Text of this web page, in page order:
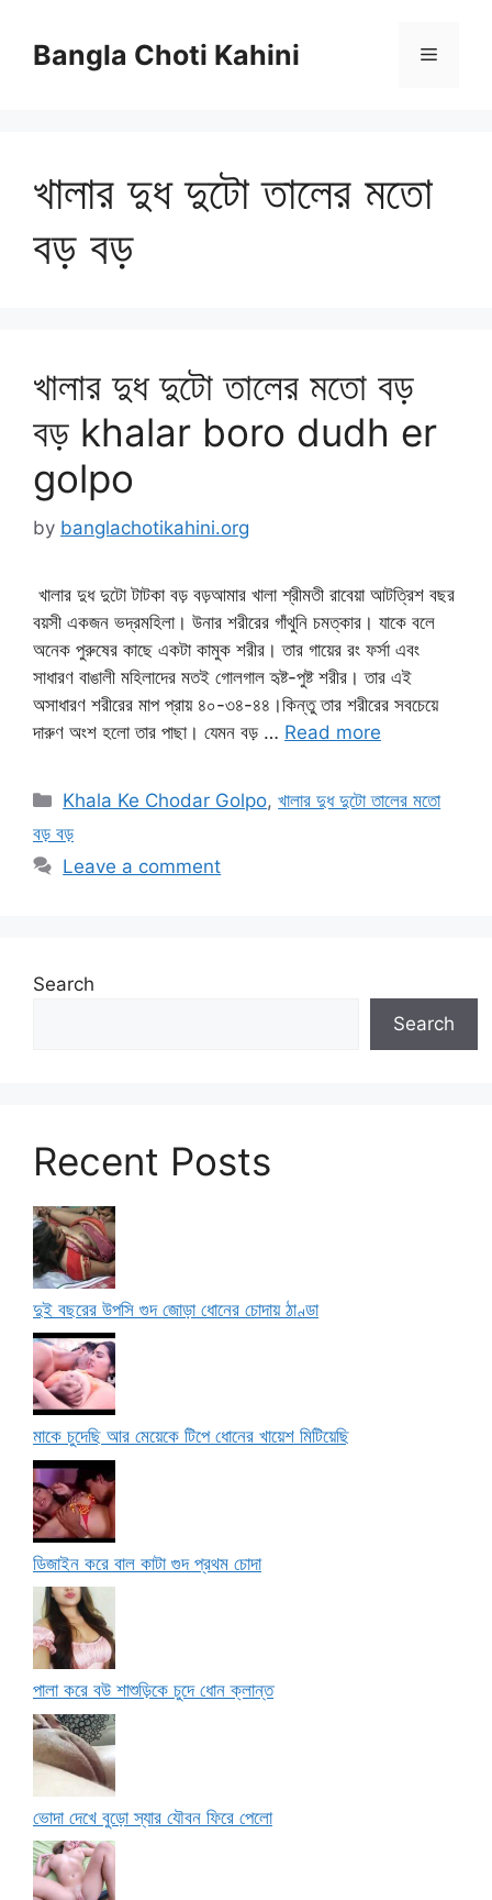
contentBangla Choti Kahini Menu
খালার দুধ দুটো তালের মতো
বড় বড়
খালার দুধ দুটো তালের মতো বড়
বড় khalar boro dudh er
golpo
by banglachotikahini.org
খালার দুধ দুটো টাটকা বড় বড়আমার খালা শ্রীমতী রাবেয়া আটত্রিশ বছর
বয়সী একজন ভদ্রমহিলা। উনার শরীরের গাঁথুনি চমত্কার। যাকে বলে
অনেক পুরুষের কাছে একটা কামুক শরীর। তার গায়ের রং ফর্সা এবং
সাধারণ বাঙালী মহিলাদের মতই গোলগাল হৃষ্ট-পুষ্ট শরীর। তার এই
অসাধারণ শরীরের মাপ প্রায় ৪০-৩৪-৪৪।কিন্তু তার শরীরের সবচেয়ে
দারুণ অংশ হলো তার পাছা। যেমন বড় … Read more
Categories
Khala Ke Chodar Golpo,খালার দুধ দুটো তালের মতো
বড় বড়
Leave a comment
Search
Search
Recent Posts
দুই বছরের উপসি গুদ জোড়া ধোনের চোদায় ঠাণ্ডা
মাকে চুদেছি আর মেয়েকে টিপে ধোনের খায়েশ মিটিয়েছি
ডিজাইন করে বাল কাটা গুদ প্রথম চোদা
পালা করে বউ শাশুড়িকে চুদে ধোন ক্লান্ত
ভোদা দেখে বুড়ো স্যার যৌবন ফিরে পেলো